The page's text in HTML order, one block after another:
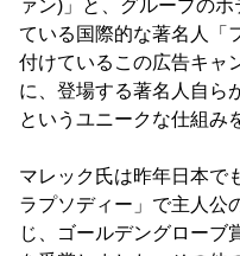
ァン)」と、グループの
ている国際的な著名人「
付けているこの広告キャ
に、登場する著名人自ら
というユニークな仕組み
マレック氏は昨年日本で
ラプソディー」で主人公
じ、ゴールデングローブ